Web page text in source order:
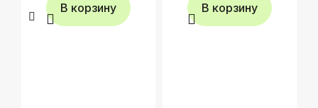
В корзину В корзину